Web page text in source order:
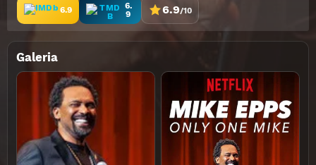
6.9
6.
9
6.9/10
Galeria